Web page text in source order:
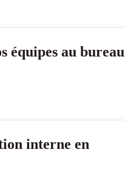
équipes au bureau
interne en